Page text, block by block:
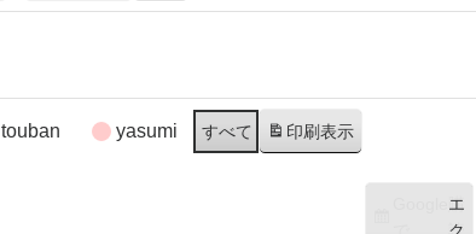
touban yasumi すべて 印刷表示
購
エ